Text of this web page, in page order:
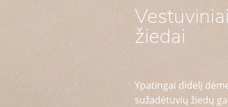
Vestuviniai
žiedai
Ypatingai didelį
sužadėtuvių žiedų